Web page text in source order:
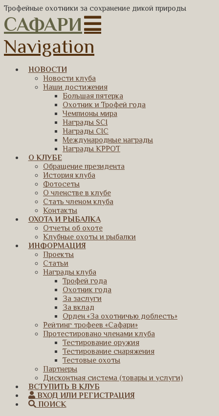
Трофейные охотники за сохранение дикой природы
САФАРИ
Navigation
НОВОСТИ
Новости клуба
Наши достижения
Большая пятерка
Охотник и Трофей года
Чемпионы мира
Награды SCI
Награды CIC
Международные награды
Награды КРРОТ
О КЛУБЕ
Обращение президента
История клуба
Фотосеты
О членстве в клубе
Стать членом клуба
Контакты
ОХОТА И РЫБАЛКА
Отчеты об охоте
Клубные охоты и рыбалки
ИНФОРМАЦИЯ
Проекты
Статьи
Награды клуба
Трофей года
Охотник года
За заслуги
За вклад
Орден «За охотничью доблесть»
Рейтинг трофеев «Сафари»
Протестировано членами клуба
Тестирование оружия
Тестирование снаряжения
Тестовые охоты
Партнеры
Дисконтная система (товары и услуги)
ВСТУПИТЬ В КЛУБ
ВХОД ИЛИ РЕГИСТРАЦИЯ
ПОИСК